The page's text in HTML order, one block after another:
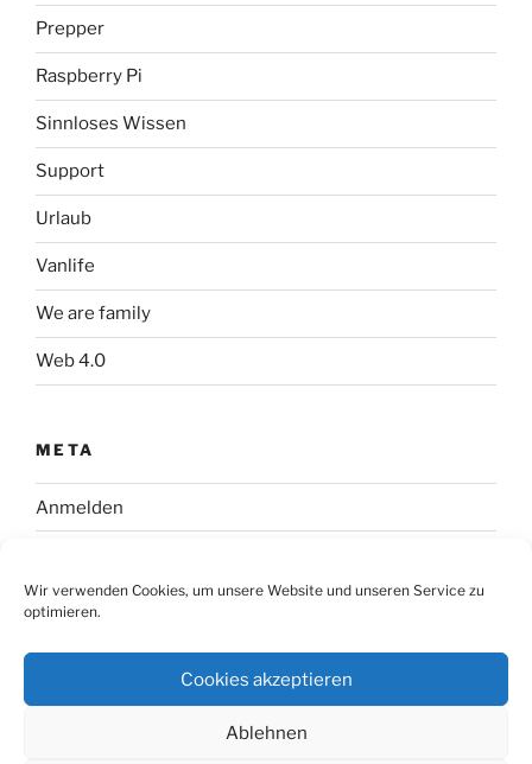
Wir verwenden Cookies, um unsere Website und unseren Service zu
optimieren.
Cookies akzeptieren
Ablehnen
Prepper
Raspberry Pi
Sinnloses Wissen
Support
Urlaub
Vanlife
We are family
Web 4.0
META
Anmelden
Kommentar-Feed
WordPress.org